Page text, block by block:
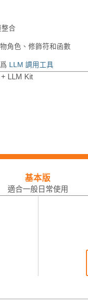
合
角色、修飾符和函數
LLM 調用工具
LLM Kit
基本版
適合一般日常使用